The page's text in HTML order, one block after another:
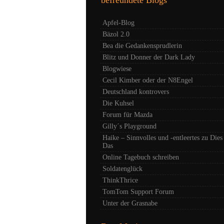
Apfel-Blog
Bäzol 2.0
Bea die Gedankensprudlerin
Blitz und Donner der Dark Lady
Blogwiese
Cecil Kimber oder der N8Engel
Deutschland kontrovers
Die Kuhsel
Forum für Mazda
Gilly´s Playground
Haike – Sinnvolles und -entleertes zu Dies
Das
Online Tagebuch schreiben
Soldatenglück
ThinkThrice
TomTom Support Forum
Unter der Grasnabe